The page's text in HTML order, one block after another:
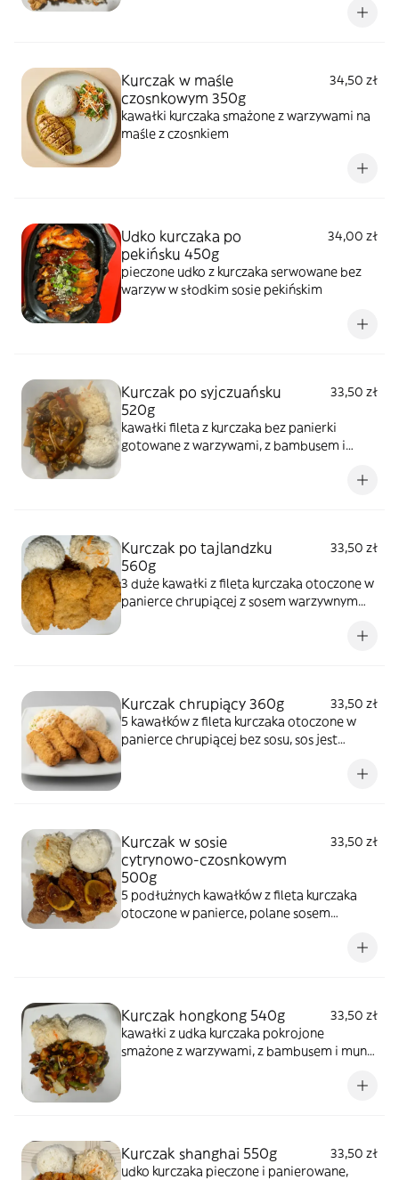
Kurczak w maśle
czosnkowym 350g
34,50 zł
kawałki kurczaka smażone z warzywami na
maśle z czosnkiem
Udko kurczaka po
pekińsku 450g
34,00 zł
pieczone udko z kurczaka serwowane bez
warzyw w słodkim sosie pekińskim
Kurczak po syjczuańsku
520g
33,50 zł
kawałki fileta z kurczaka bez panierki
gotowane z warzywami, z bambusem i
Kurczak po tajlandzku
560g
33,50 zł
3 duże kawałki z fileta kurczaka otoczone w
panierce chrupiącej z sosem warzywnym
Kurczak chrupiący 360g
33,50 zł
5 kawałków z fileta kurczaka otoczone w
panierce chrupiącej bez sosu, sos jest
Kurczak w sosie
cytrynowo-czosnkowym
500g
33,50 zł
5 podłużnych kawałków z fileta kurczaka
otoczone w panierce, polane sosem
Kurczak hongkong 540g
33,50 zł
kawałki z udka kurczaka pokrojone
smażone z warzywami, z bambusem i mun
Kurczak shanghai 550g
33,50 zł
udko kurczaka pieczone i panierowane,